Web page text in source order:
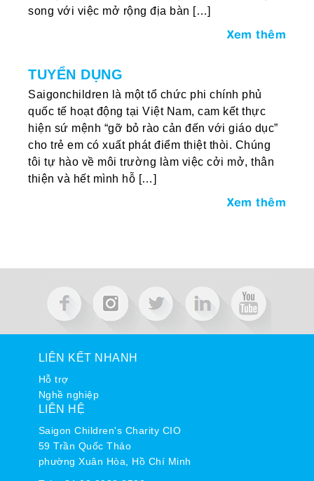
song với việc mở rộng địa bàn […]
Xem thêm
TUYỂN DỤNG
Saigonchildren là một tổ chức phi chính phủ
quốc tế hoạt động tại Việt Nam, cam kết thực
hiện sứ mệnh “gỡ bỏ rào cản đến với giáo dục”
cho trẻ em có xuất phát điểm thiệt thòi. Chúng
tôi tự hào về môi trường làm việc cởi mở, thân
thiện và hết mình hỗ […]
Xem thêm
LIÊN KẾT NHANH
Hỗ trợ
Nghề nghiệp
LIÊN HỆ
Saigon Children's Charity CIO
59 Trần Quốc Thảo
phường Xuân Hòa, Hồ Chí Minh